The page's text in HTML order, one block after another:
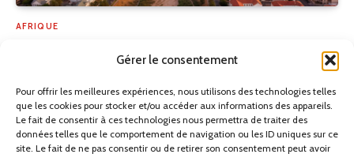
Gérer le consentement
Pour offrir les meilleures expériences, nous utilisons des technologies telles
que les cookies pour stocker et/ou accéder aux informations des appareils.
Le fait de consentir à ces technologies nous permettra de traiter des
données telles que le comportement de navigation ou les ID uniques sur ce
site. Le fait de ne pas consentir ou de retirer son consentement peut avoir
AFRIQUE
Road Trip en Namibie
25/06/2026